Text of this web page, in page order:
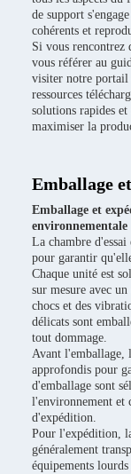
de support
cohérents et
Si vous rencontrez
vous référer au
visiter notre portail
ressources
solutions rapides
maximiser la
Emballage
Emballage et
environnementale
La chambre d'essai
pour garantir
Chaque unité est
sur mesure avec
chocs et des
délicats sont
tout dommage.
Avant l'emballage,
approfondis pour
d'emballage sont
l'environnement et
d'expédition.
Pour l'expédition,
généralement
équipements